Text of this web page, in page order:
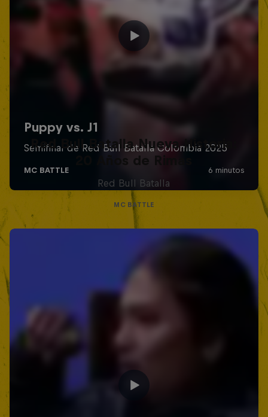
Red Bull Batalla Nueva Historia:
20 Años de Rimas
Red Bull Batalla
MC BATTLE